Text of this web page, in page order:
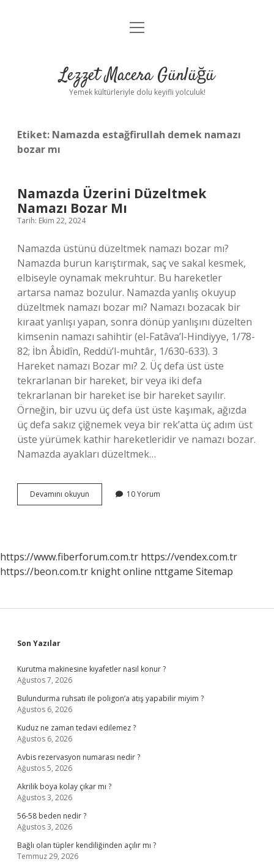
Anasayfa
Yasal Uyarı
menüyü
Lezzet Macera Günlüğü
Yemek kültürleriyle dolu keyifli yolculuk!
Etiket: Namazda estağfirullah demek namazı
bozar mı
Namazda Üzerini Düzeltmek
Namazı Bozar Mı
Tarih: Ekim 22, 2024
Namazda üstünü düzeltmek namazı bozar mı?
Namazda burun karıştırmak, saç ve sakal kesmek,
elbiseyle oynamak mekruhtur. Bu hareketler
artarsa ​​namaz bozulur. Namazda yanlış okuyup
düzeltmek namazı bozar mı? Namazı bozacak bir
kıraat yanlışı yapan, sonra dönüp yanlışını düzelten
kimsenin namazı sahihtir (el-Fatâva’l-Hindiyye, 1/78-
82; İbn Âbidîn, Reddü’l-muhtâr, 1/630-633). 3
Hareket namazı Bozar mı? 2. Üç defa üst üste
tekrarlanan bir hareket, bir veya iki defa
tekrarlanan bir hareket ise bir hareket sayılır.
Örneğin, bir uzvu üç defa üst üste kaşımak, ağızda
üç defa sakız çiğnemek veya bir rek’atta üç adım üst
üste yürümek kathir hareketleridir ve namazı bozar.
Namazda ayakları düzeltmek…
Devamını okuyun Namazda
Üzerini
10 Yorum
https://www.fiberforum.com.tr https://vendex.com.tr
https://beon.com.tr knight online nttgame Sitemap
Sidebar
Son Yazılar
Kurutma makinesine kıyafetler nasıl konur ?
Ağustos 7, 2026
Bulundurma ruhsatı ile poligon’a atış yapabilir miyim ?
Ağustos 6, 2026
Kuduz ne zaman tedavi edilemez ?
Ağustos 6, 2026
Avbis rezervasyon numarası nedir ?
Ağustos 5, 2026
Akrilik boya kolay çıkar mı ?
Ağustos 3, 2026
56-58 beden nedir ?
Ağustos 3, 2026
Bağlı olan tüpler kendiliğinden açılır mı ?
Temmuz 29, 2026